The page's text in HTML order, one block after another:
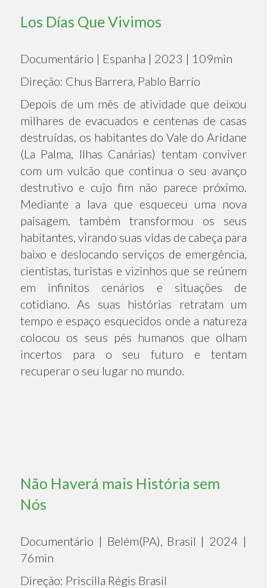
Los Días Que Vivimos
Documentário | Espanha | 2023 | 109min
Direção: Chus Barrera, Pablo Barrío
Depois de um mês de atividade que deixou
milhares de evacuados e centenas de casas
destruídas, os habitantes do Vale do Aridane
(La Palma, Ilhas Canárias) tentam conviver
com um vulcão que continua o seu avanço
destrutivo e cujo fim não parece próximo.
Mediante a lava que esqueceu uma nova
paisagem, também transformou os seus
habitantes, virando suas vidas de cabeça para
baixo e deslocando serviços de emergência,
cientistas, turistas e vizinhos que se reúnem
em infinitos cenários e situações de
cotidiano. As suas histórias retratam um
tempo e espaço esquecidos onde a natureza
colocou os seus pés humanos que olham
incertos para o seu futuro e tentam
recuperar o seu lugar no mundo.
Não Haverá mais História sem
Nós
Documentário | Belém(PA), Brasil | 2024 |
76min
Direção: Priscilla Régis Brasil